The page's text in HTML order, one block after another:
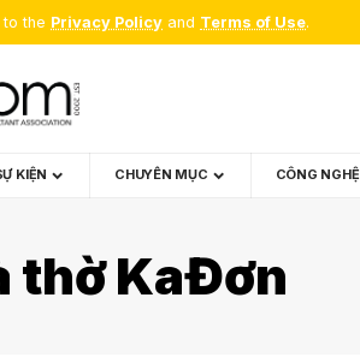
the Privacy Policy and Terms of Use.
KIỆN CHUYÊN MỤC CÔNG NGHỆ
thờ KaĐơn